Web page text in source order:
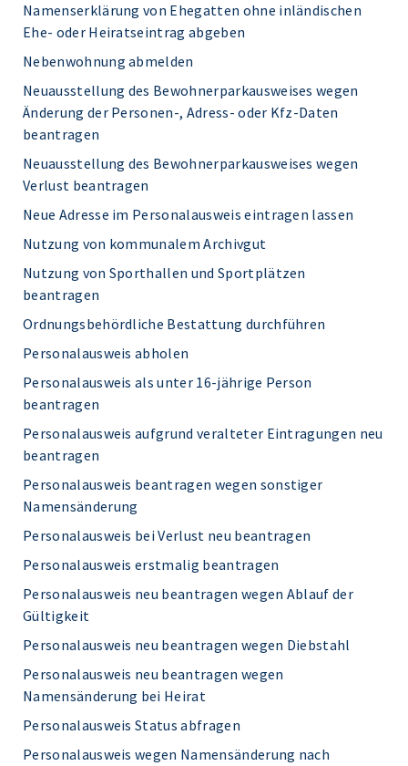
Namenserklärung von Ehegatten ohne inländischen
Ehe- oder Heiratseintrag abgeben
Nebenwohnung abmelden
Neuausstellung des Bewohnerparkausweises wegen
Änderung der Personen-, Adress- oder Kfz-Daten
beantragen
Neuausstellung des Bewohnerparkausweises wegen
Verlust beantragen
Neue Adresse im Personalausweis eintragen lassen
Nutzung von kommunalem Archivgut
Nutzung von Sporthallen und Sportplätzen
beantragen
Ordnungsbehördliche Bestattung durchführen
Personalausweis abholen
Personalausweis als unter 16-jährige Person
beantragen
Personalausweis aufgrund veralteter Eintragungen neu
beantragen
Personalausweis beantragen wegen sonstiger
Namensänderung
Personalausweis bei Verlust neu beantragen
Personalausweis erstmalig beantragen
Personalausweis neu beantragen wegen Ablauf der
Gültigkeit
Personalausweis neu beantragen wegen Diebstahl
Personalausweis neu beantragen wegen
Namensänderung bei Heirat
Personalausweis Status abfragen
Personalausweis wegen Namensänderung nach